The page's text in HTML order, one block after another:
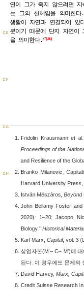
ＣＥ
ＣＦ
ＣＧ
ＣＨ
연이 그가 죽지 않으려면
는 그의 신체임을 의미한
생활이 자연과 연결되어 있
분이기 때문에 단지 자연이
을 의미한다.” 28
Fridolin Krausmann et
Proceedings of the
and Resilience of the
Branko Milanovic,
Harvard University Press,
István Mészáros, Beyond
John Bellamy Foster
2020): 1–20; Jacopo
Biology,” Historical
Karl Marx, Capital, vol. 3
상업자본(M – C– M′)에
된다. 이 경우에도 문제의
David Harvey, Marx,
Credit Suisse Research